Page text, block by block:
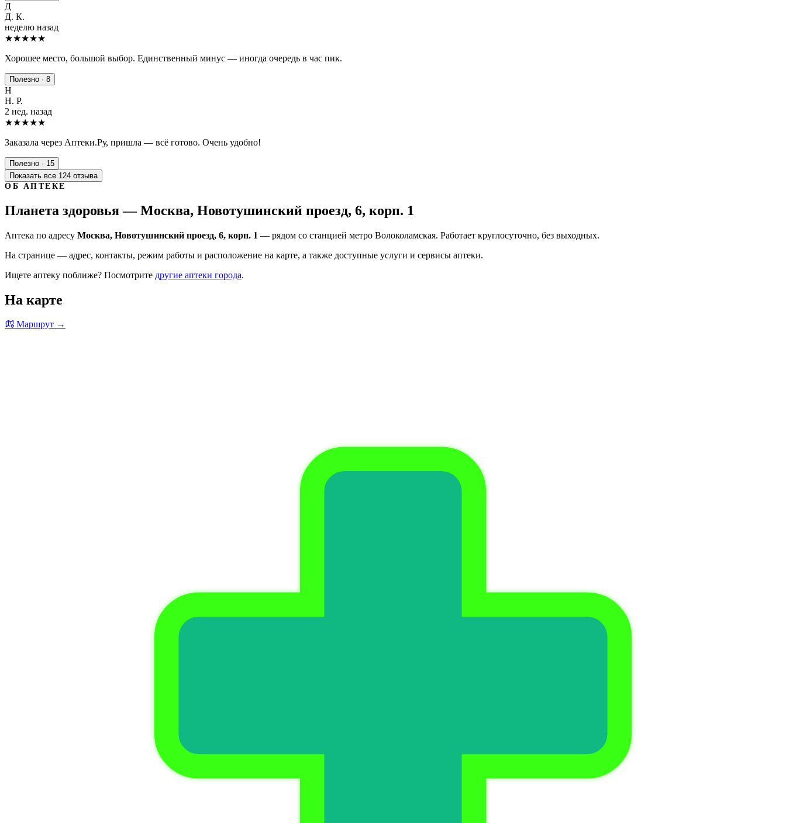
Д
Д. К.
неделю назад
★★★★★
Хорошее место, большой выбор. Единственный минус — иногда очередь в час пик.
Полезно · 8
Н
Н. Р.
2 нед. назад
★★★★★
Заказала через Аптеки.Ру, пришла — всё готово. Очень удобно!
Полезно · 15
Показать все 124 отзыва
ОБ АПТЕКЕ
Планета здоровья — Москва, Новотушинский проезд, 6, корп. 1
Аптека по адресу Москва, Новотушинский проезд, 6, корп. 1 — рядом со станцией метро Волоколамская. Работает круглосуточно, без выходных.
На странице — адрес, контакты, режим работы и расположение на карте, а также доступные услуги и сервисы аптеки.
Ищете аптеку поближе? Посмотрите другие аптеки города.
На карте
Маршрут →